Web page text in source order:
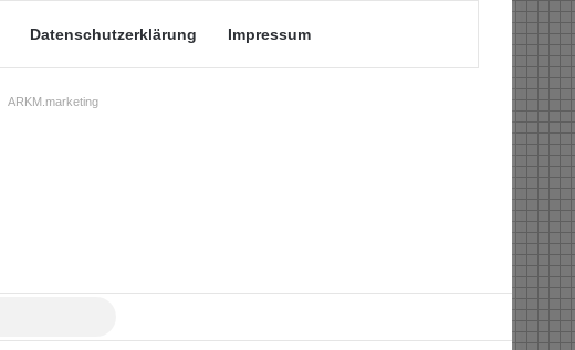
Datenschutzerklärung Impressum
ARKM.marketing